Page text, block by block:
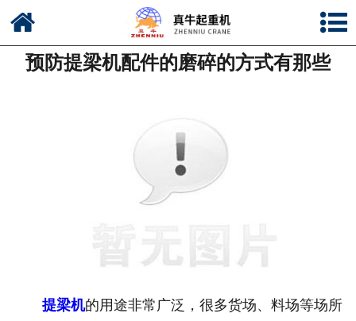
公司简介
联系我们
预防提梁机配件的磨碎的方式有那些
提梁机的用途非常广泛，很多货场、料场等场所